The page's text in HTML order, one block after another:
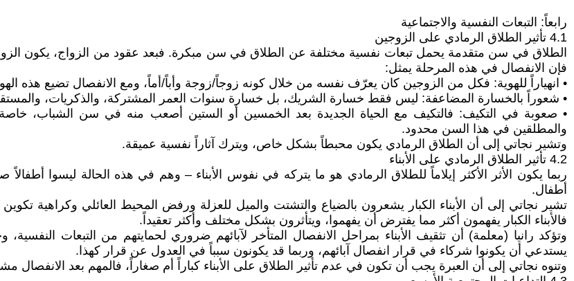
رابعاً: التبعات النفسية والاجتماعية
4.1 تأثير الطلاق الرمادي على الزوجين
الطلاق في سن متقدمة يحمل تبعات نفسية مختلفة عن الطلاق في سن مبكرة. فبعد عقود من الزواج، يكون
فإن الانفصال في هذه المرحلة يمثل:
• انهياراً للهوية: فكل من الزوجين كان يعرّف نفسه من خلال كونه زوجاً/زوجة وأباً/أماً، ومع الانفصال تضيع هذه
• شعوراً بالخسارة المضاعفة: ليس فقط خسارة الشريك، بل خسارة سنوات العمر المشتركة، والذكريات،
• صعوبة في التكيف: فالتكيف مع الحياة الجديدة بعد الخمسين أو الستين أصعب منه في سن الشباب،
والمطلقين في هذا السن محدود.
وتشير نجاتي إلى أن الطلاق الرمادي يكون محبطاً بشكل خاص، ويترك آثاراً نفسية عميقة.
4.2 تأثير الطلاق الرمادي على الأبناء
ربما يكون الأثر الأكثر إيلاماً للطلاق الرمادي هو ما يتركه في نفوس الأبناء – وهم في هذه الحالة ليسوا
أطفال.
تشير نجاتي إلى أن الأبناء الكبار يشعرون بالضياع والتشتت والميل للعزلة ورفض المحيط العائلي وكراهية
فالأبناء الكبار يفهمون أكثر مما يفترض أن يفهموا، ويتأثرون بشكل مختلف وأكثر تعقيداً.
وتؤكد رانيا (معلمة) أن تثقيف الأبناء بمراحل الانفصال المتأخر لآبائهم ضروري لحمايتهم من التبعات
يستدعي أن يكونوا شركاء في قرار انفصال آبائهم، وربما قد يكونون سبباً في العدول عن قرار كهذا.
وتنوه نجاتي إلى أن العبرة يجب أن تكون في عدم تأثير الطلاق على الأبناء كباراً أم صغاراً، فالمهم بعد الانفصال